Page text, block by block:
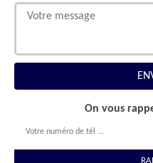
On vous